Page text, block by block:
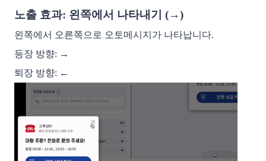
노출 효과: 왼쪽에서 나타내기 (→)
왼쪽에서 오른쪽으로 오토메시지가 나타납니다.
등장 방향: →
퇴장 방향: ←